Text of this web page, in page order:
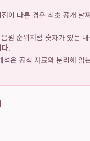
이 다른 경우 최초 공개 날
원 순위처럼 숫자가 있는
.
석은 공식 자료와 분리해 읽